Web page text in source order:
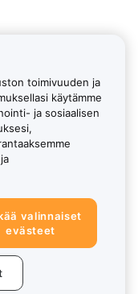
toimivuuden ja
käytämme
ja sosiaalisen
valinnaiset
evästeet